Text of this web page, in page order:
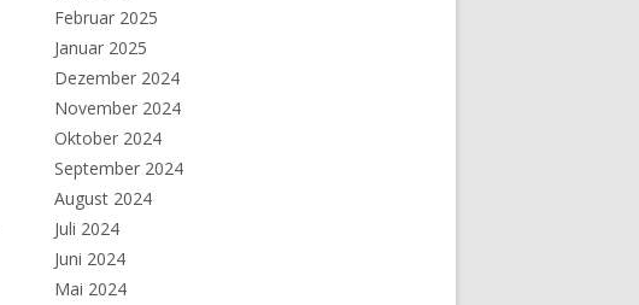
Februar 2025
Januar 2025
Dezember 2024
November 2024
Oktober 2024
September 2024
August 2024
Juli 2024
Juni 2024
Mai 2024